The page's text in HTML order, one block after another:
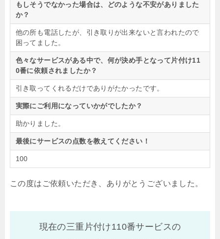
もしそうでなかった場合は、どのような不安がありました
か？
他の所も電話したが、引き取りが出来ないと言われたので
困ってました。
色々なサービスがある中で、何が決め手となって片付け11
0番に依頼されましたか？
引き取ってくれるだけでありがたかったです。
実際にご利用になっていかがでしたか？
助かりました。
最後にサービスの点数を教えてください！
100
この度はご依頼いただき、ありがとうございました。
現在の三重片付け110番サービスの